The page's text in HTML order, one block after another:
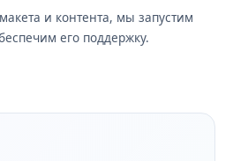
и контента, мы запустим
его поддержку.